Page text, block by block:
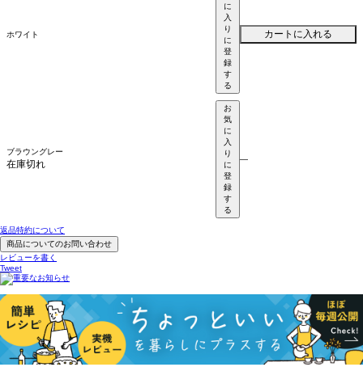
ホワイト
に
入
り
に
登
録
す
る
カートに入れる
ブラウングレー
在庫切れ
お
気
に
入
り
に
登
録
す
る
—
返品特約について
商品についてのお問い合わせ
レビューを書く
Tweet